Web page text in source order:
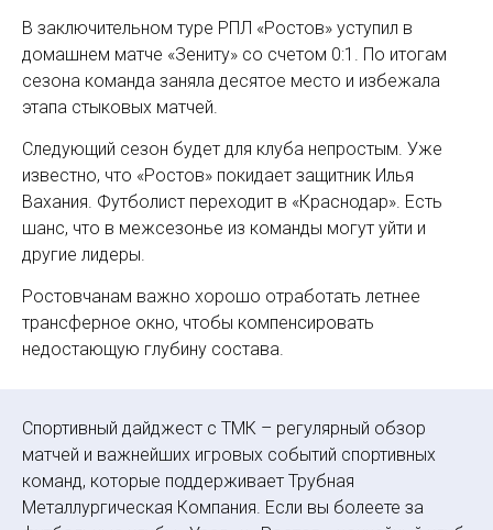
В заключительном туре РПЛ «Ростов» уступил в
домашнем матче «Зениту» со счетом 0:1. По итогам
сезона команда заняла десятое место и избежала
этапа стыковых матчей.
Следующий сезон будет для клуба непростым. Уже
известно, что «Ростов» покидает защитник Илья
Вахания. Футболист переходит в «Краснодар». Есть
шанс, что в межсезонье из команды могут уйти и
другие лидеры.
Ростовчанам важно хорошо отработать летнее
трансферное окно, чтобы компенсировать
недостающую глубину состава.
Спортивный дайджест с ТМК – регулярный обзор
матчей и важнейших игровых событий спортивных
команд, которые поддерживает Трубная
Металлургическая Компания. Если вы болеете за